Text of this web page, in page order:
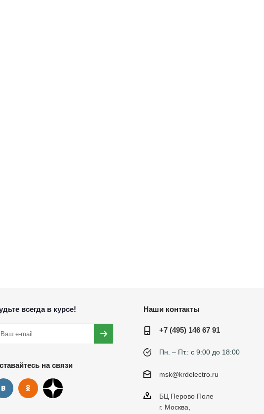
всегда в курсе!
на связи
Наши контакты
+7 (495) 146 67 91
Пн. – Пт.: с 9:00 до 18:00
msk@krdelectro.ru
БЦ Перово Поле
г. Москва,